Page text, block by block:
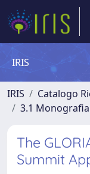
IRIS
IRIS Catalogo
3.1
The
Summit